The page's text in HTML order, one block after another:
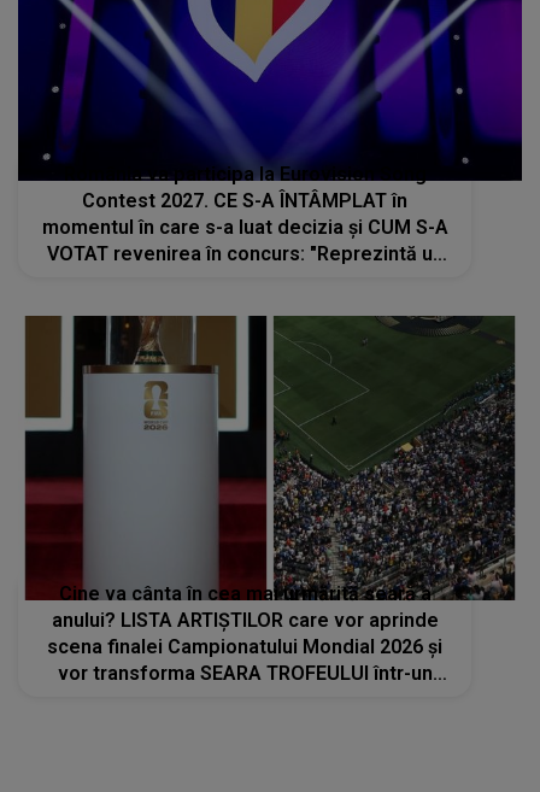
România va participa la Eurovision Song
Contest 2027. CE S-A ÎNTÂMPLAT în
momentul în care s-a luat decizia și CUM S-A
VOTAT revenirea în concurs: "Reprezintă un
Cine va cânta în cea mai urmărită seară a
anului? LISTA ARTIȘTILOR care vor aprinde
scena finalei Campionatului Mondial 2026 și
vor transforma SEARA TROFEULUI într-un